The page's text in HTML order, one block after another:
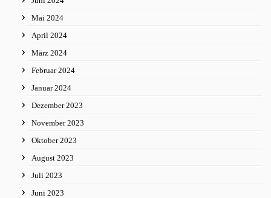
Mai 2024
April 2024
März 2024
Februar 2024
Januar 2024
Dezember 2023
November 2023
Oktober 2023
August 2023
Juli 2023
Juni 2023